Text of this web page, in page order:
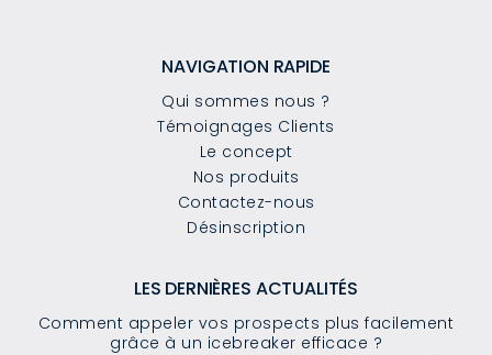
NAVIGATION RAPIDE
Qui sommes nous ?
Témoignages Clients
Le concept
Nos produits
Contactez-nous
Désinscription
LES DERNIÈRES ACTUALITÉS
Comment appeler vos prospects plus facilement
grâce à un icebreaker efficace ?